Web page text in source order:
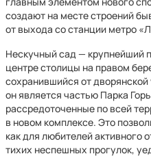
создают на месте строений
от выхода со станции метро
Нескучный сад — крупнейший
центре столицы на правом
сохранившийся от
он является частью Парка
рассредоточенные по всей
в новом комплексе. Это
как для любителей активного
тихих неспешных прогулок,